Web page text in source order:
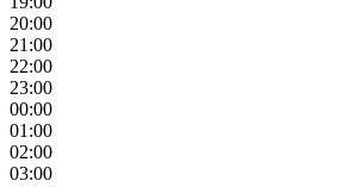
20:00
21:00
22:00
23:00
00:00
01:00
02:00
03:00